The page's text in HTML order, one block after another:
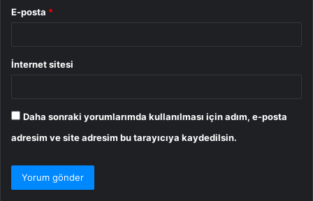
E-posta *
İnternet sitesi
Daha sonraki yorumlarımda kullanılması için adım, e-posta
adresim ve site adresim bu tarayıcıya kaydedilsin.